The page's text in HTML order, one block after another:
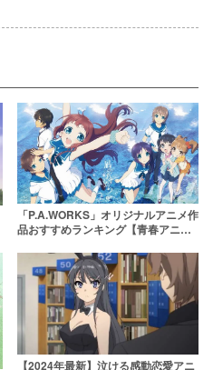
「P.A.WORKS」オリジナルアニメ作
品おすすめランキング【青春アニメ
【2024年最新】泣ける感動恋愛アニ